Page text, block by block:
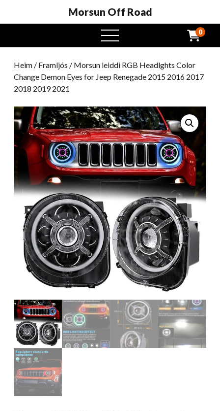
Morsun Off Road
Opinn
valmynd
0
Heim / Framljós / Morsun leiddi RGB Headlghts Color
Change Demon Eyes for Jeep Renegade 2015 2016 2017
2018 2019 2021